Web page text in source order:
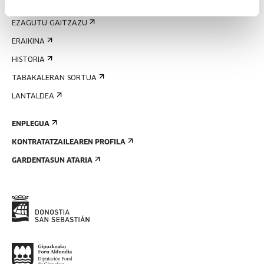
EZAGUTU GAITZAZU
ERAIKINA
HISTORIA
TABAKALERAN SORTUA
LANTALDEA
ENPLEGUA
KONTRATATZAILEAREN PROFILA
GARDENTASUN ATARIA